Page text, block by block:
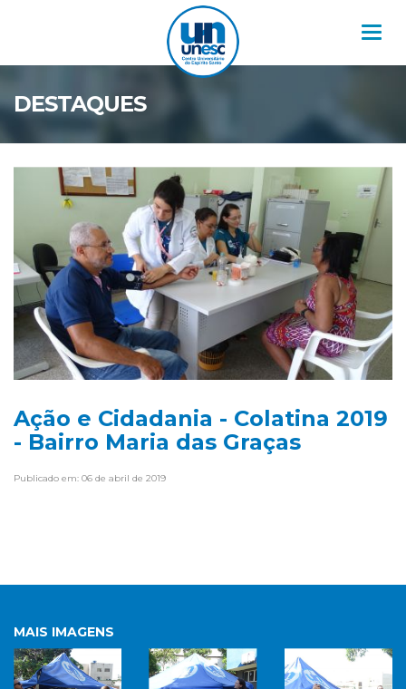
DESTAQUES
Ação e Cidadania - Colatina 2019
- Bairro Maria das Graças
Publicado em: 06 de abril de 2019
MAIS IMAGENS